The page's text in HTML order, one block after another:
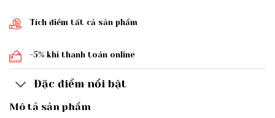
Tích điểm tất cả sản phẩm
-5% khi thanh toán online
Đặc điểm nổi bật
Mô tả sản phẩm